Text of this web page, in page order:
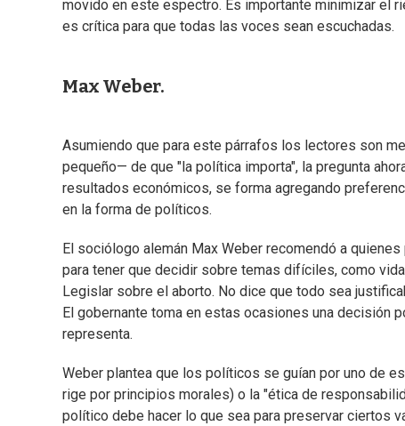
movido en este espectro. Es importante minimizar el
es crítica para que todas las voces sean escuchadas.
Max Weber.
Asumiendo que para este párrafos los lectores son
pequeño— de que "la política importa", la pregunta
resultados económicos, se forma agregando
en la forma de políticos.
El sociólogo alemán Max Weber recomendó a
para tener que decidir sobre temas difíciles, como
Legislar sobre el aborto. No dice que todo sea
El gobernante toma en estas ocasiones una decisión
representa.
Weber plantea que los políticos se guían por uno de
rige por principios morales) o la "ética de
político debe hacer lo que sea para preservar ciertos